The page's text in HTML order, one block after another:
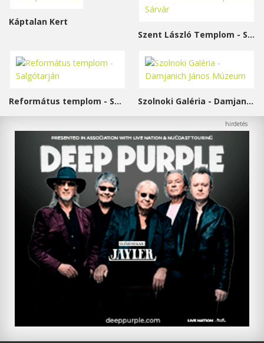
Káptalan Kert
Szent László Templom - Sárvár
Református templom - Salgótarján Szolnoki Galéria - Damjanich János Múzeum